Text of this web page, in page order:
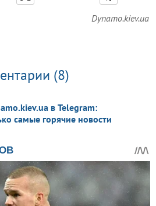
Dynamo.kiev.ua
(8)
в Telegram:
самые горячие новости